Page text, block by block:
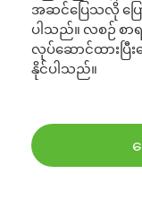
အဆင်ပြေသလို ပြ
ပါသည်။ လစဉ် စာ
လုပ်ဆောင်ထားပြီး
နိုင်ပါသည်။